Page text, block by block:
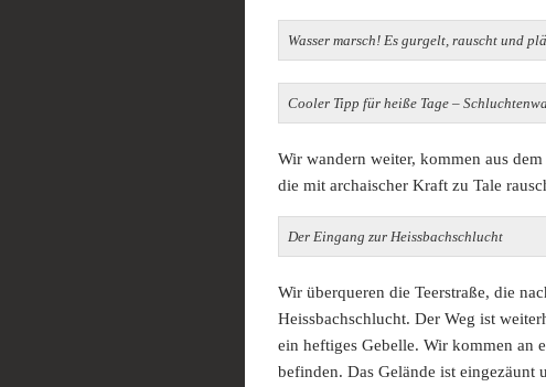
Wasser marsch! Es gurgelt, rauscht und
Cooler Tipp für heiße Tage –
Wir wandern weiter, kommen aus
die mit archaischer Kraft zu Tale
Der Eingang zur Heissbachschlucht
Wir überqueren die Teerstraße, die
Heissbachschlucht. Der Weg ist
ein heftiges Gebelle. Wir kommen an
befinden. Das Gelände ist eingezäunt